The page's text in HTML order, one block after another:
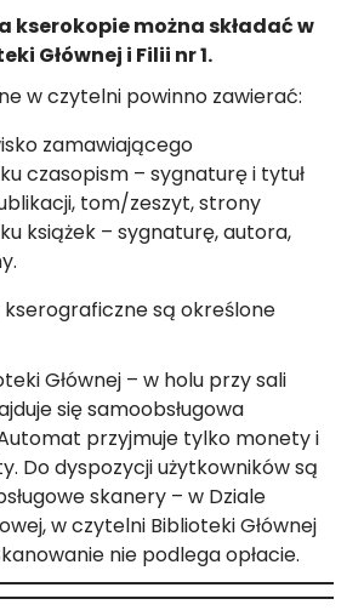
kserokopie można składać w
Głównej i Filii nr 1.
w czytelni powinno zawierać:
zamawiającego
czasopism – sygnaturę i tytuł
tom/zeszyt, strony
książek – sygnaturę, autora,
kserograficzne są określone
Głównej – w holu przy sali
się samoobsługowa
przyjmuje tylko monety i
Do dyspozycji użytkowników są
skanery – w Dziale
w czytelni Biblioteki Głównej
nie podlega opłacie.